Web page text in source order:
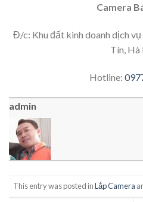
Camera
Đ/c: Khu đất kinh doanh dịch
Tín, Hà
Hotline:
admin
This entry was posted inLắp Camera